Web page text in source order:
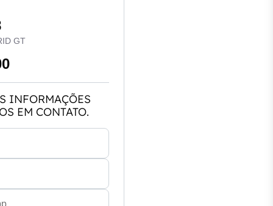
GT
INFORMAÇÕES
EM CONTATO.